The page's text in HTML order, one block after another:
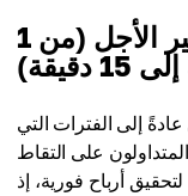
الإطار الزمني رقم 1: قصير الأجل (من 1
دقيقة)
إلى الفترات التي
دقيقة. يركز المتداولون على التقاط
أرباح فورية، إذ